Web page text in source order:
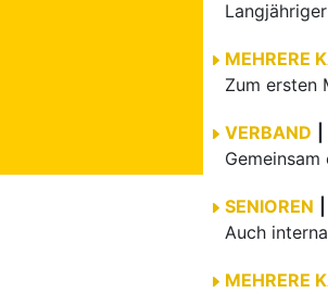
MEHRERE
Zum ersten
VERBAND
SENIOREN
MEHRERE